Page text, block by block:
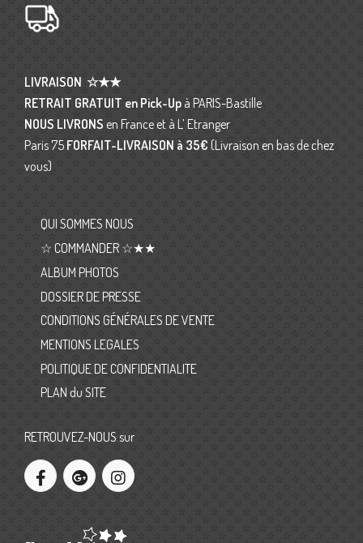
LIVRAISON ☆★★
RETRAIT GRATUIT en Pick-Up à PARIS-Bastille
NOUS LIVRONS en France et à L’ Etranger
Paris 75 FORFAIT-LIVRAISON à 35€ (Livraison en bas de chez
vous)
QUI SOMMES NOUS
☆ COMMANDER ☆★★
ALBUM PHOTOS
DOSSIER DE PRESSE
CONDITIONS GÉNÉRALES DE VENTE
MENTIONS LEGALES
POLITIQUE DE CONFIDENTIALITE
PLAN du SITE
RETROUVEZ-NOUS sur